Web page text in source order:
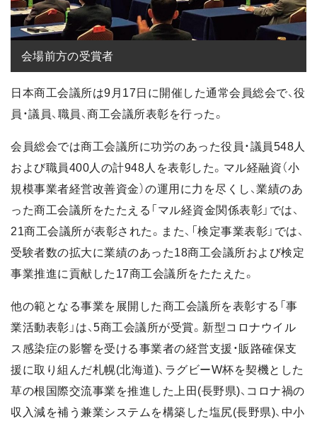
会場前方の受賞者
日本商工会議所は9月17日に開催した通常会員総会で、役
員・議員、職員、商工会議所表彰を行った。
会員総会では商工会議所に功労のあった役員・議員548人
および職員400人の計948人を表彰した。マル経融資（小
規模事業者経営改善資金）の運用に力を尽くし、業績のあ
った商工会議所をたたえる「マル経資金関係表彰」では、
21商工会議所が表彰された。また、「検定事業表彰」では、
受験者数の拡大に業績のあった18商工会議所および検定
事業推進に貢献した17商工会議所をたたえた。
他の範となる事業を展開した商工会議所を表彰する「事
業活動表彰」は、5商工会議所が受賞。新型コロナウイル
ス感染症の影響を受ける事業者の経営支援・販路確保支
援に取り組んだ札幌(北海道)、ラグビーW杯を契機とした
草の根国際交流事業を推進した上田(長野県)、コロナ禍の
収入減を補う兼業システムを構築した塩尻(長野県)、中小